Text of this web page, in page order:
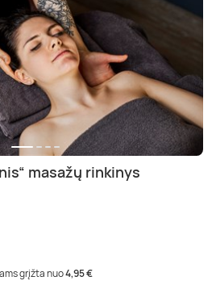
masažų rinkinys
grįžta nuo4,95 €